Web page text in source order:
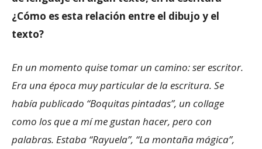
¿Cómo es esta relación entre el dibujo y el
texto?
En un momento quise tomar un camino: ser escritor.
Era una época muy particular de la escritura. Se
había publicado “Boquitas pintadas”, un collage
como los que a mí me gustan hacer, pero con
palabras. Estaba “Rayuela”, “La montaña mágica”,